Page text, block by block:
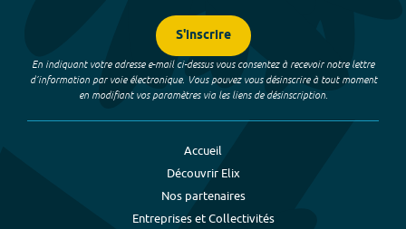
S'inscrire
En indiquant votre adresse e-mail ci-dessus vous consentez à recevoir notre lettre
d’information par voie électronique. Vous pouvez vous désinscrire à tout moment
en modifiant vos paramètres via les liens de désinscription.
Accueil
Découvrir Elix
Nos partenaires
Entreprises et Collectivités